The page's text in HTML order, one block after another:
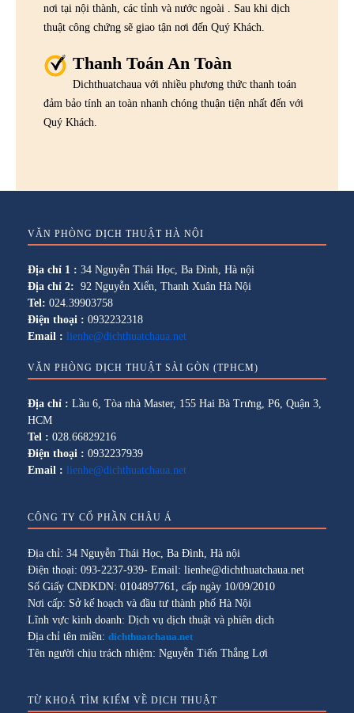
nơi tại nội thành, các tỉnh và nước ngoài . Sau khi dịch
thuật công chứng sẽ giao tận nơi đến Quý Khách.
Thanh Toán An Toàn
Dichthuatchaua với nhiều phương thức thanh toán
đảm bảo tính an toàn nhanh chóng thuận tiện nhất đến với
Quý Khách.
VĂN PHÒNG DỊCH THUẬT HÀ NỘI
Địa chỉ 1 : 34 Nguyễn Thái Học, Ba Đình, Hà nội
Địa chỉ 2: 92 Nguyễn Xiển, Thanh Xuân Hà Nội
Tel: 024.39903758
Điện thoại : 0932232318
Email : lienhe@dichthuatchaua.net
VĂN PHÒNG DỊCH THUẬT SÀI GÒN (TPHCM)
Địa chỉ : Lầu 6, Tòa nhà Master, 155 Hai Bà Trưng, P6, Quận 3,
HCM
Tel : 028.66829216
Điện thoại : 0932237939
Email : lienhe@dichthuatchaua.net
CÔNG TY CỔ PHẦN CHÂU Á
Địa chỉ: 34 Nguyễn Thái Học, Ba Đình, Hà nội
Điện thoại: 093-2237-939- Email: lienhe@dichthuatchaua.net
Số Giấy CNĐKDN: 0104897761, cấp ngày 10/09/2010
Nơi cấp: Sở kế hoạch và đầu tư thành phố Hà Nội
Lĩnh vực kinh doanh: Dịch vụ dịch thuật và phiên dịch
Địa chỉ tên miền: dichthuatchaua.net
Tên người chịu trách nhiệm: Nguyễn Tiến Thắng Lợi
TỪ KHOÁ TÌM KIẾM VỀ DỊCH THUẬT